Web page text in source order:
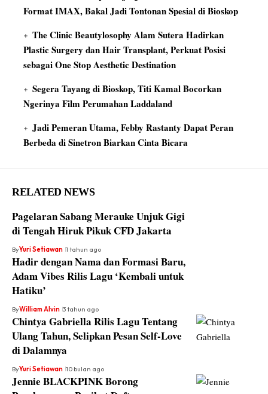
Format IMAX, Bakal Jadi Tontonan Spesial di Bioskop
The Clinic Beautylosophy Alam Sutera Hadirkan
Plastic Surgery dan Hair Transplant, Perkuat Posisi
sebagai One Stop Aesthetic Destination
Segera Tayang di Bioskop, Titi Kamal Bocorkan
Ngerinya Film Perumahan Laddaland
Jadi Pemeran Utama, Febby Rastanty Dapat Peran
Berbeda di Sinetron Biarkan Cinta Bicara
RELATED NEWS
Pagelaran Sabang Merauke Unjuk Gigi
di Tengah Hiruk Pikuk CFD Jakarta
ByYuri Setiawan 1 tahun ago
Hadir dengan Nama dan Formasi Baru,
Adam Vibes Rilis Lagu ‘Kembali untuk
Hatiku’
ByWilliam Alvin 3 tahun ago
Chintya Gabriella Rilis Lagu Tentang
Ulang Tahun, Selipkan Pesan Self-Love
di Dalamnya
ByYuri Setiawan 10 bulan ago
Jennie BLACKPINK Borong